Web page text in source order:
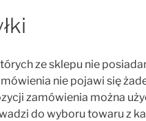
ze sklepu nie
nie pojawi się
zamówienia można
do wyboru towaru z